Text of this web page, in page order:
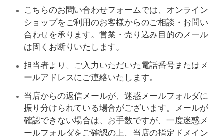
こちらのお問い合わせフォームでは、オンライン
ショップをご利用のお客様からのご相談・お問い
合わせを承ります。営業・売り込み目的のメール
は固くお断りいたします。
担当者より、ご入力いただいた電話番号またはメ
ールアドレスにご連絡いたします。
当店からの返信メールが、迷惑メールフォルダに
振り分けられている場合がございます。メールが
確認できない場合は、お手数ですが、一度迷惑メ
ールフォルダをご確認の上、当店の指定ドメイン